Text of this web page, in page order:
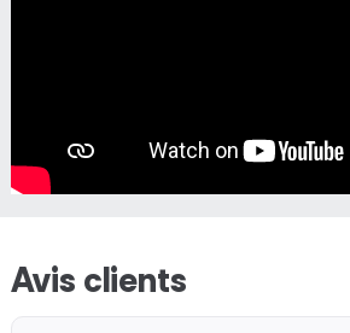
Avis clients